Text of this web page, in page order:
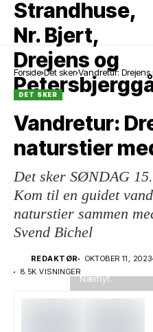
Forside Det sker Vandretur:
DET SKER
Vandretur:
naturstier
Det sker SØNDAG
Kom til en guidet
naturstier sammen
Svend Bichel
REDAKTØR OKTOBER 11, 2023
8.5K VISNINGER
oktober 2023
Nærnyt.